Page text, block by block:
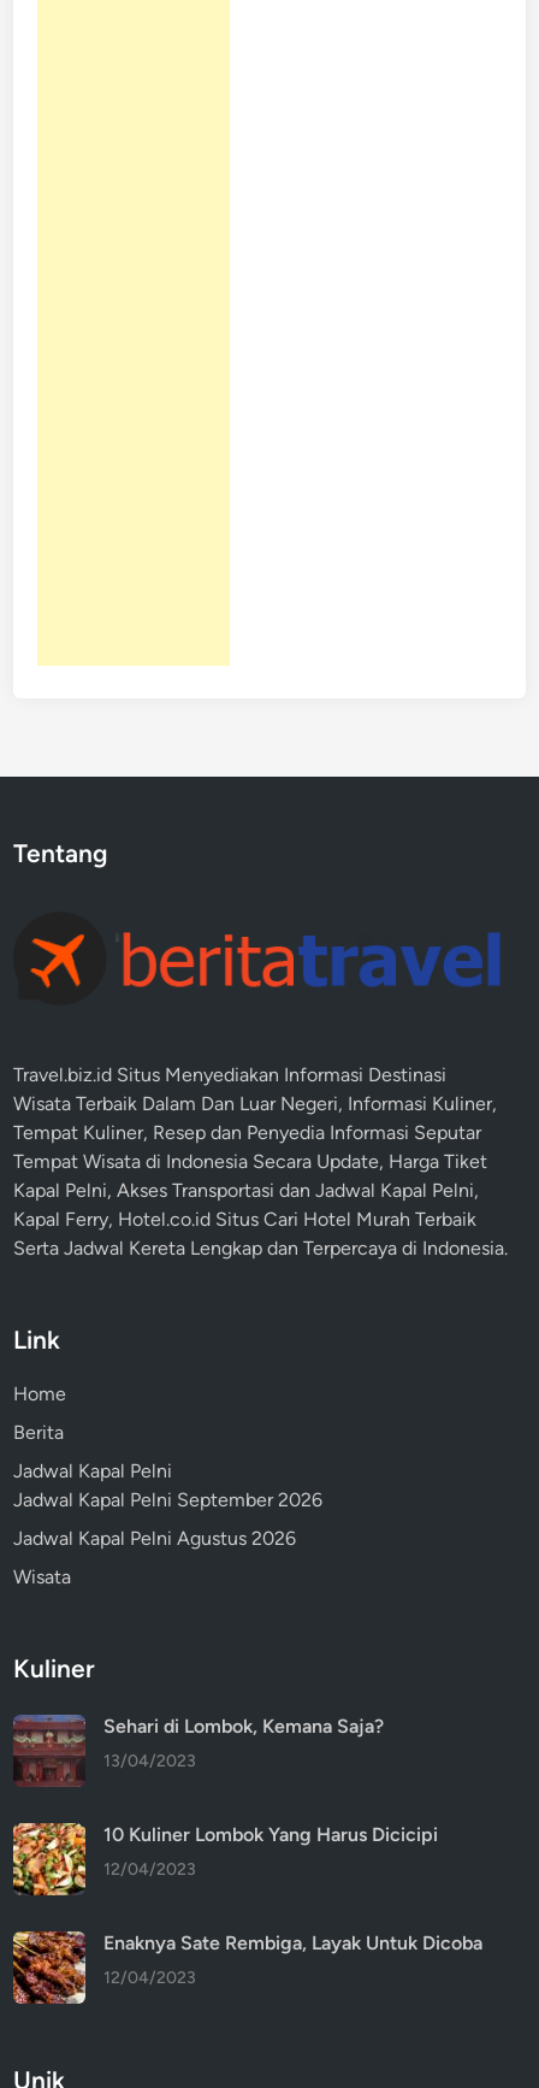
Tentang
Travel.biz.id Situs Menyediakan Informasi Destinasi
Wisata Terbaik Dalam Dan Luar Negeri, Informasi Kuliner,
Tempat Kuliner, Resep dan Penyedia Informasi Seputar
TempatWisata di Indonesia Secara Update, Harga Tiket
Kapal Pelni, Akses Transportasi danJadwal Kapal Pelni,
Kapal Ferry, Hotel.co.id Situs Cari Hotel Murah Terbaik
Serta Jadwal Kereta Lengkap dan Terpercaya di Indonesia.
Link
Home
Berita
Jadwal Kapal Pelni
Jadwal Kapal Pelni September 2026
Jadwal Kapal Pelni Agustus 2026
Wisata
Kuliner
Sehari di Lombok, Kemana Saja?
13/04/2023
10 Kuliner Lombok Yang Harus Dicicipi
12/04/2023
Enaknya Sate Rembiga, Layak Untuk Dicoba
12/04/2023
Unik